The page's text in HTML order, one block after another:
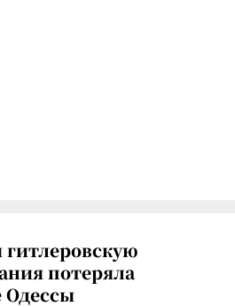
потеряла
Одессы